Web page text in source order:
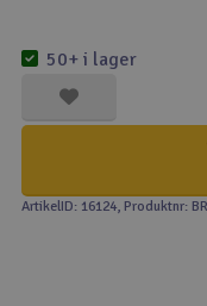
50+ i lager
ArtikelID: 16124, Produktnr: